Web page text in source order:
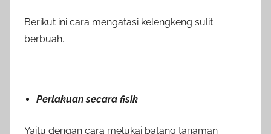
Berikut ini cara mengatasi kelengkeng sulit
berbuah.
Perlakuan secara fisik
Yaitu dengan cara melukai batang tanaman